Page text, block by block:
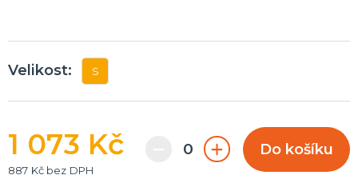
Velikost: S
1 073 Kč
887 Kč bez DPH
Do košíku